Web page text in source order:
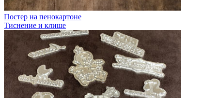
Постер на пенокартоне
Тиснение и клише